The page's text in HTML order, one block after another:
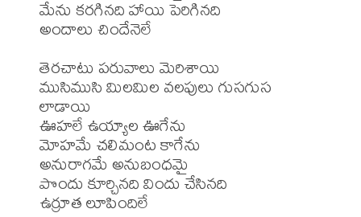
మేను కరగినది హాయి పెరిగినది
అందాలు చిందేనెలే
తెరచాటు పరువాలు మెరిశాయి
ముసిముసి మిలమిల వలపులు గుసగుస
లాడాయి
ఊహలే ఉయ్యాల ఊగేను
మోహమే చలిమంట కాగేను
అనురాగమే అనుబంధమై
పొందు కూర్చినది విందు చేసినది
ఉర్రూత లూపిందిలే